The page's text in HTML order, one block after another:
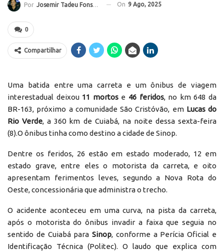
Por Josemir Tadeu Fonseca On 9 Ago, 2025
0
Compartilhar
Uma batida entre uma carreta e um ônibus de viagem
interestadual deixou11 mortose 46 feridos, no km 648 da
BR-163, próximo a comunidade São Cristóvão, em Lucas do
Rio Verde, a 360 km de Cuiabá, na noite dessa sexta-feira
(8).O ônibus tinha como destino a cidade de Sinop.
Dentre os feridos, 26 estão em estado moderado, 12 em
estado grave, entre eles o motorista da carreta, e oito
apresentam ferimentos leves, segundo a Nova Rota do
Oeste, concessionária que administra o trecho.
O acidente aconteceu em uma curva, na pista da carreta,
após o motorista do ônibus invadir a faixa que seguia no
sentido de Cuiabá paraSinop, conforme a Perícia Oficial e
Identificação Técnica (Politec). O laudo que explica com